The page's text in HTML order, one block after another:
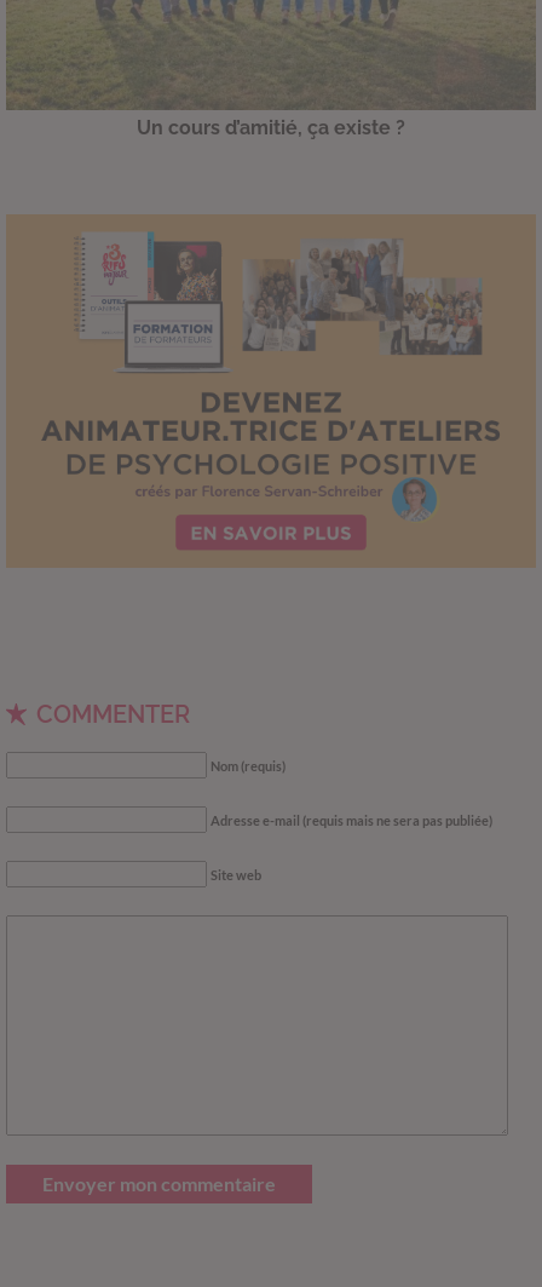
Un cours d’amitié, ça existe ?
COMMENTER
Nom (requis)
Adresse e-mail (requis mais ne sera pas publiée)
Site web
Envoyer mon commentaire